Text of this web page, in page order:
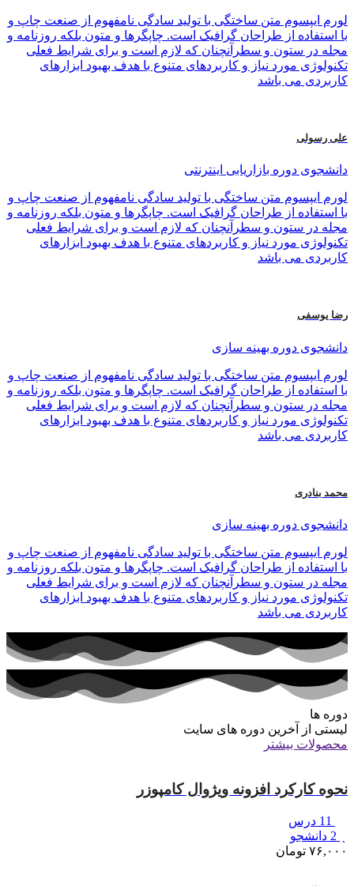
لورم ایپسوم متن ساختگی با تولید سادگی نامفهوم از صنعت چاپ و
با استفاده از طراحان گرافیک است. چاپگرها و متون بلکه روزنامه و
مجله در ستون و سطرآنچنان که لازم است و برای شرایط فعلی
تکنولوژی مورد نیاز و کاربردهای متنوع با هدف بهبود ابزارهای
کاربردی می باشد
علی رسولی
دانشجوی دوره بازاریابی اینترنتی
لورم ایپسوم متن ساختگی با تولید سادگی نامفهوم از صنعت چاپ و
با استفاده از طراحان گرافیک است. چاپگرها و متون بلکه روزنامه و
مجله در ستون و سطرآنچنان که لازم است و برای شرایط فعلی
تکنولوژی مورد نیاز و کاربردهای متنوع با هدف بهبود ابزارهای
کاربردی می باشد
رضا یوسفی
دانشجوی دوره بهینه سازی
لورم ایپسوم متن ساختگی با تولید سادگی نامفهوم از صنعت چاپ و
با استفاده از طراحان گرافیک است. چاپگرها و متون بلکه روزنامه و
مجله در ستون و سطرآنچنان که لازم است و برای شرایط فعلی
تکنولوژی مورد نیاز و کاربردهای متنوع با هدف بهبود ابزارهای
کاربردی می باشد
محمد بنادری
دانشجوی دوره بهینه سازی
لورم ایپسوم متن ساختگی با تولید سادگی نامفهوم از صنعت چاپ و
با استفاده از طراحان گرافیک است. چاپگرها و متون بلکه روزنامه و
مجله در ستون و سطرآنچنان که لازم است و برای شرایط فعلی
تکنولوژی مورد نیاز و کاربردهای متنوع با هدف بهبود ابزارهای
کاربردی می باشد
دوره ها
لیستی از آخرین دوره های سایت
محصولات بیشتر
نحوه کارکرد افزونه ویژوال کامپوزر
۷۶,۰۰۰ تومان